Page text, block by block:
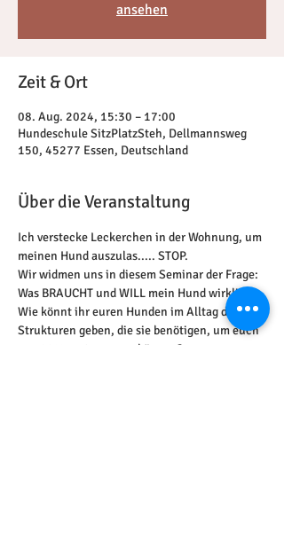
ansehen
Zeit & Ort
08. Aug. 2024, 15:30 – 17:00
Hundeschule SitzPlatzSteh, Dellmannsweg
150, 45277 Essen, Deutschland
Über die Veranstaltung
Ich verstecke Leckerchen in der Wohnung, um
meinen Hund auszulas..... STOP.
Wir widmen uns in diesem Seminar der Frage:
Was BRAUCHT und WILL mein Hund wirklich?
Wie könnt ihr euren Hunden im Alltag die
Strukturen geben, die sie benötigen, um euch
zu 100% vertrauen zu können?